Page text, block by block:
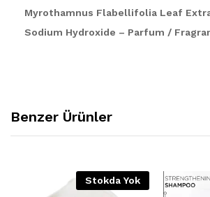
Myrothamnus Flabellifolia Leaf
Sodium Hydroxide – Parfum /
Benzer Ürünler
Stokda Yok